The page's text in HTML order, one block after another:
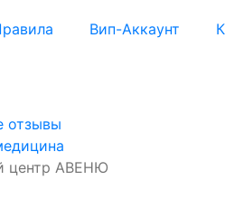
Вип-Аккаунт
отзывы
центр АВЕНЮ